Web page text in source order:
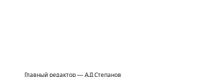
Главный редактор — А.Д.Степанов